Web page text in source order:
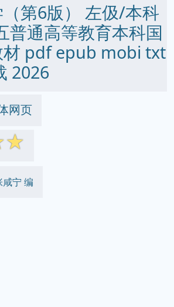
第6版） 左伋/本科
普通高等教育本科国
材 pdf epub mobi txt
2026
网页
☆
宁 编